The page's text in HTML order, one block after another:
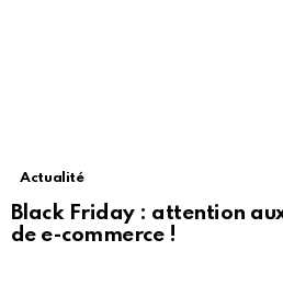
Actualité
Black Friday : attention
de e-commerce !